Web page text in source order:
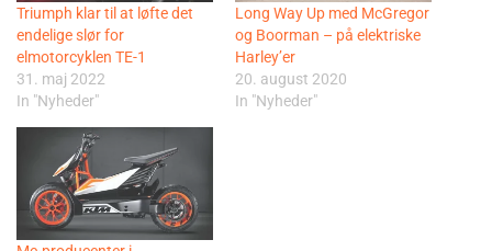
Triumph klar til at løfte det
endelige slør for
elmotorcyklen TE-1
31. maj 2022
In "Nyheder"
Long Way Up med McGregor
og Boorman – på elektriske
Harley’er
20. august 2020
In "Nyheder"